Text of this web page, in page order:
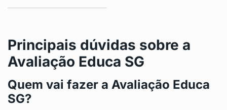
Principais dúvidas sobre a
Avaliação Educa SG
Quem vai fazer a Avaliação Educa
SG?